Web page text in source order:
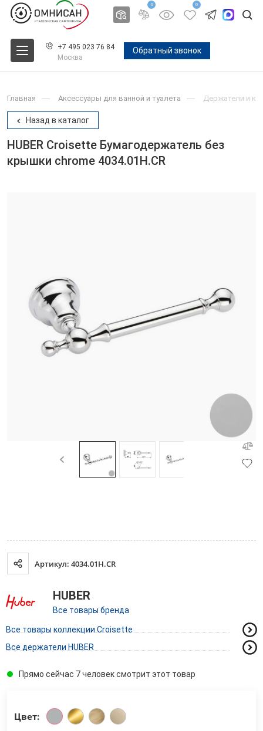
0 0
+7 495 023 76 84
Москва
Обратный звонок
Главная Аксессуары для ванной и туалета Держатели и
Назад в каталог
HUBER Croisette Бумагодержатель без
крышки chrome 4034.01H.CR
Артикул: 4034.01H.CR
HUBER
Все товары бренда
Все товары коллекции Croisette
Все держатели HUBER
Прямо сейчас 7 человек смотрит этот товар
Цвет: